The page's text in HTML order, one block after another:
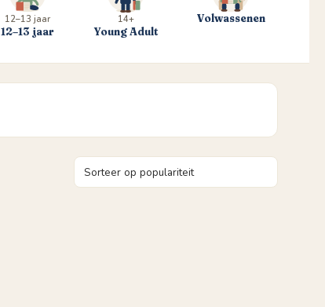
12–13 jaar
12–13 jaar
14+
Young Adult
Volwassenen